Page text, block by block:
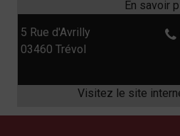
5 Rue d'Avrilly
03460 Trévol